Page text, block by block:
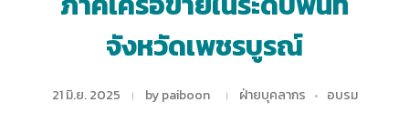
จังหวัดเพชรบูรณ์
21 มิ.ย. 2025 by paiboon ฝ่ายบุคลากร อบรม